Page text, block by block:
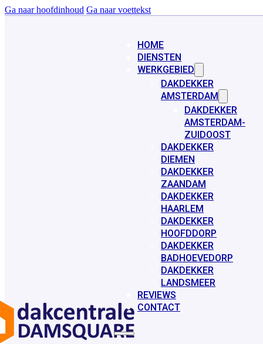
Ga naar hoofdinhoud Ga naar voettekst
HOME
DIENSTEN
WERKGEBIED
DAKDEKKER
AMSTERDAM
DAKDEKKER
AMSTERDAM-
ZUIDOOST
DAKDEKKER
DIEMEN
DAKDEKKER
ZAANDAM
DAKDEKKER
HAARLEM
DAKDEKKER
HOOFDDORP
DAKDEKKER
BADHOEVEDORP
DAKDEKKER
LANDSMEER
REVIEWS
CONTACT